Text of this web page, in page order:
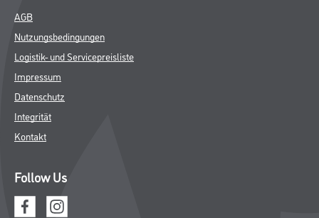
AGB
Nutzungsbedingungen
Logistik- und Servicepreisliste
Impressum
Datenschutz
Integrität
Kontakt
Follow Us